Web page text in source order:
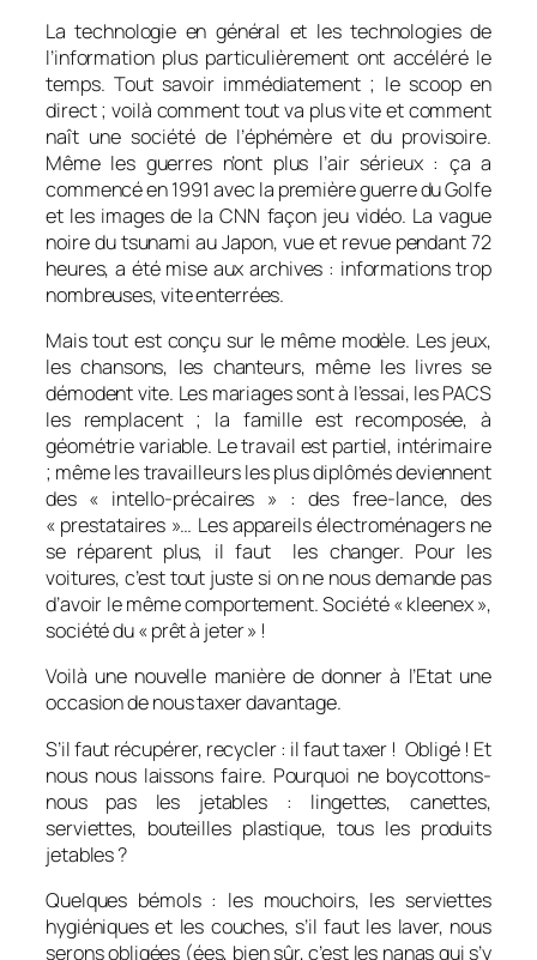
La technologie en général et les technologies de
l’information plus particulièrement ont accéléré le
temps. Tout savoir immédiatement ; le scoop en
direct ; voilà comment tout va plus vite et comment
naît une société de l’éphémère et du provisoire.
Même les guerres n’ont plus l’air sérieux : ça a
commencé en 1991 avec la première guerre du Golfe
et les images de la CNN façon jeu vidéo. La vague
noire du tsunami au Japon, vue et revue pendant 72
heures, a été mise aux archives : informations trop
nombreuses, vite enterrées.
Mais tout est conçu sur le même modèle. Les jeux,
les chansons, les chanteurs, même les livres se
démodent vite. Les mariages sont à l’essai, les PACS
les remplacent ; la famille est recomposée, à
géométrie variable. Le travail est partiel, intérimaire
; même les travailleurs les plus diplômés deviennent
des « intello-précaires » : des free-lance, des
« prestataires »… Les appareils électroménagers ne
se réparent plus, il faut les changer. Pour les
voitures, c’est tout juste si on ne nous demande pas
d’avoir le même comportement. Société « kleenex »,
société du « prêt à jeter » !
Voilà une nouvelle manière de donner à l’Etat une
occasion de nous taxer davantage.
S’il faut récupérer, recycler : il faut taxer ! Obligé ! Et
nous nous laissons faire. Pourquoi ne boycottons-
nous pas les jetables : lingettes, canettes,
serviettes, bouteilles plastique, tous les produits
jetables ?
Quelques bémols : les mouchoirs, les serviettes
hygiéniques et les couches, s’il faut les laver, nous
serons obligées (ées, bien sûr, c’est les nanas qui s’y